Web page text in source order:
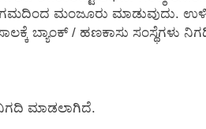
ಮಂಜೂರು ಮಾಡುವುದು. ಉಳಿದ
ಬ್ಯಾಂಕ್ / ಹಣಕಾಸು ಸಂಸ್ಥೆಗಳು
ಮಾಡಲಾಗಿದೆ.